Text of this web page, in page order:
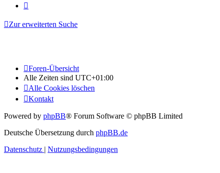
Zur erweiterten Suche
Foren-Übersicht
Alle Zeiten sind UTC+01:00
Alle Cookies löschen
Kontakt
Powered by phpBB® Forum Software © phpBB Limited
Deutsche Übersetzung durch phpBB.de
Datenschutz | Nutzungsbedingungen